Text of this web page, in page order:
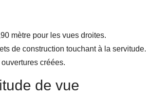
mètre pour les vues droites.
de construction touchant à la servitude.
créées.
de vue